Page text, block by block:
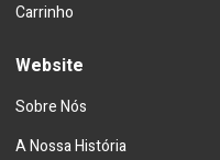
Carrinho
Website
Sobre Nós
A Nossa História